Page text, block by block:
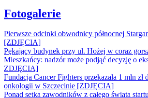
Fotogalerie
Pierwsze odcinki obwodnicy północnej
[ZDJĘCIA]
Pękający budynek przy ul. Hożej w coraz
Mieszkańcy: nadzór może podjąć decyzję o
ZDJĘCIA]
Fundacja Cancer Fighters przekazała 1 mln zł
onkologii w Szczecinie [ZDJĘCIA]
Ponad setka zawodników z całego świata